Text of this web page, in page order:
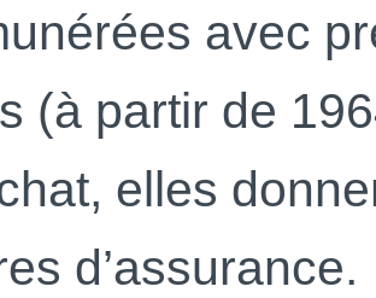
avec
(à partir de
elles
d’assurance.